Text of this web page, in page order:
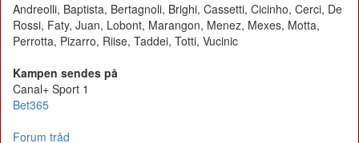
Andreolli, Baptista, Bertagnoli, Brighi, Cassetti, Cicinho, Cerci, De
Rossi, Faty, Juan, Lobont, Marangon, Menez, Mexes, Motta,
Perrotta, Pizarro, Riise, Taddei, Totti, Vucinic
Kampen sendes på
Canal+ Sport 1
Bet365
Forum tråd